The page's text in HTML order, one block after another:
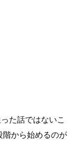
た話ではないこ
から始めるのが